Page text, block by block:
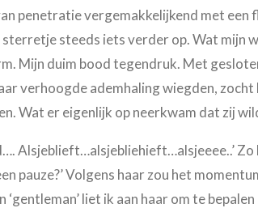
penetratie vergemakkelijkend met een
steeds iets verder op. Wat mijn
Mijn duim bood tegendruk. Met
verhoogde ademhaling wiegden,
Wat er eigenlijk op neerkwam dat zij
Alsjeblieft…alsjebliehieft…alsjeeee..’
pauze?’ Volgens haar zou het
‘gentleman’ liet ik aan haar om te